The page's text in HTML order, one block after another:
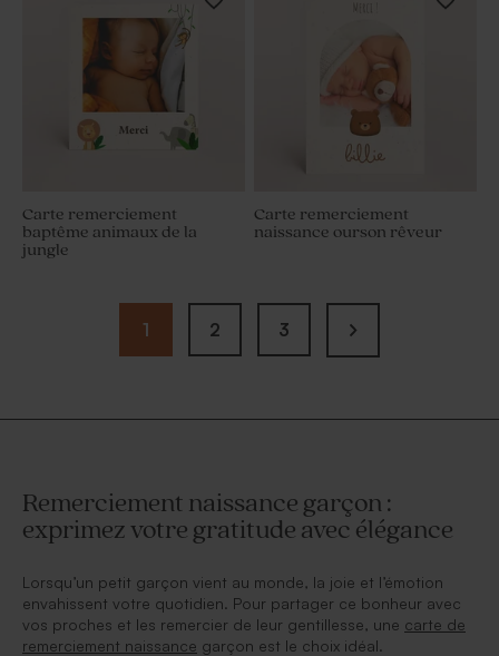
Carte remerciement
baptême animaux de la
jungle
Carte remerciement
naissance ourson rêveur
1 2 3
Remerciement naissance garçon :
exprimez votre gratitude avec élégance
Lorsqu’un petit garçon vient au monde, la joie et l’émotion
envahissent votre quotidien. Pour partager ce bonheur avec
vos proches et les remercier de leur gentillesse, une carte de
remerciement naissance garçon est le choix idéal.